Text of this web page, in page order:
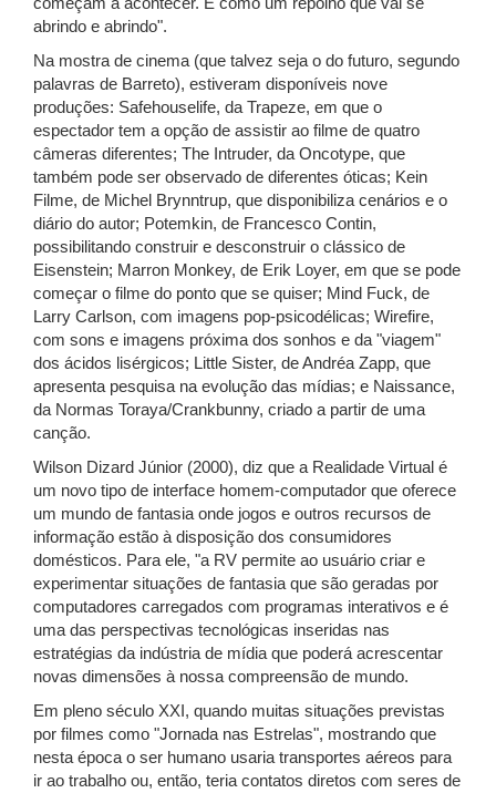
abrindo e abrindo".
Na mostra de cinema (que talvez seja o do futuro, segundo
palavras de Barreto), estiveram disponíveis nove
produções: Safehouselife, da Trapeze, em que o
espectador tem a opção de assistir ao filme de quatro
câmeras diferentes; The Intruder, da Oncotype, que
também pode ser observado de diferentes óticas; Kein
Filme, de Michel Brynntrup, que disponibiliza cenários e o
diário do autor; Potemkin, de Francesco Contin,
possibilitando construir e desconstruir o clássico de
Eisenstein; Marron Monkey, de Erik Loyer, em que se pode
começar o filme do ponto que se quiser; Mind Fuck, de
Larry Carlson, com imagens pop-psicodélicas; Wirefire,
com sons e imagens próxima dos sonhos e da "viagem"
dos ácidos lisérgicos; Little Sister, de Andréa Zapp, que
apresenta pesquisa na evolução das mídias; e Naissance,
da Normas Toraya/Crankbunny, criado a partir de uma
canção.
Wilson Dizard Júnior (2000), diz que a Realidade Virtual é
um novo tipo de interface homem-computador que oferece
um mundo de fantasia onde jogos e outros recursos de
informação estão à disposição dos consumidores
domésticos. Para ele, "a RV permite ao usuário criar e
experimentar situações de fantasia que são geradas por
computadores carregados com programas interativos e é
uma das perspectivas tecnológicas inseridas nas
estratégias da indústria de mídia que poderá acrescentar
novas dimensões à nossa compreensão de mundo.
Em pleno século XXI, quando muitas situações previstas
por filmes como "Jornada nas Estrelas", mostrando que
nesta época o ser humano usaria transportes aéreos para
ir ao trabalho ou, então, teria contatos diretos com seres de